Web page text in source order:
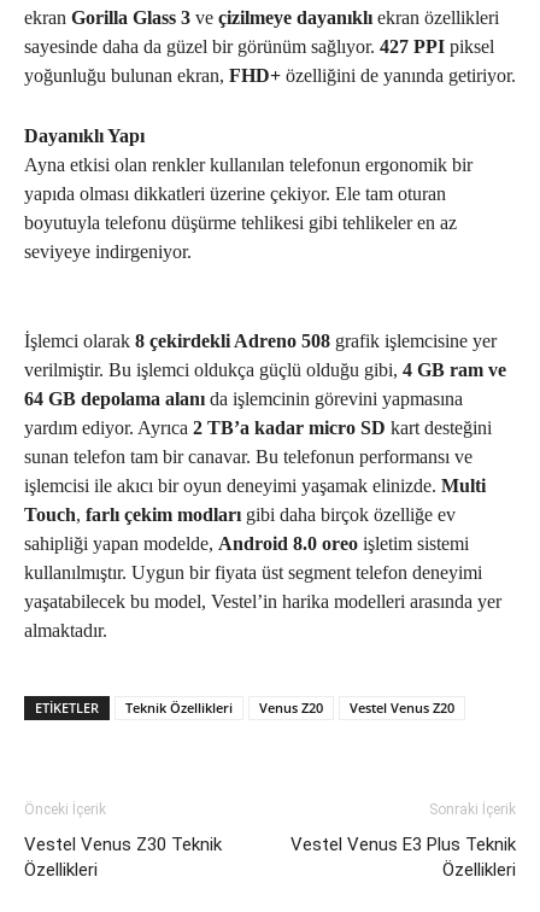
ekran Gorilla Glass 3 ve çizilmeye dayanıklı ekran özellikleri
sayesinde daha da güzel bir görünüm sağlıyor. 427 PPI piksel
yoğunluğu bulunan ekran, FHD+ özelliğini de yanında getiriyor.
Dayanıklı Yapı
Ayna etkisi olan renkler kullanılan telefonun ergonomik bir
yapıda olması dikkatleri üzerine çekiyor. Ele tam oturan
boyutuyla telefonu düşürme tehlikesi gibi tehlikeler en az
seviyeye indirgeniyor.
İşlemci olarak 8 çekirdekli Adreno 508 grafik işlemcisine yer
verilmiştir. Bu işlemci oldukça güçlü olduğu gibi, 4 GB ram ve
64 GB depolama alanı da işlemcinin görevini yapmasına
yardım ediyor. Ayrıca 2 TB’a kadar micro SD kart desteğini
sunan telefon tam bir canavar. Bu telefonun performansı ve
işlemcisi ile akıcı bir oyun deneyimi yaşamak elinizde. Multi
Touch, farlı çekim modları gibi daha birçok özelliğe ev
sahipliği yapan modelde, Android 8.0 oreo işletim sistemi
kullanılmıştır. Uygun bir fiyata üst segment telefon deneyimi
yaşatabilecek bu model, Vestel’in harika modelleri arasında yer
almaktadır.
ETIKETLER Teknik Özellikleri Venus Z20 Vestel Venus Z20
Önceki İçerik
Vestel Venus Z30 Teknik
Özellikleri
Sonraki İçerik
Vestel Venus E3 Plus Teknik
Özellikleri